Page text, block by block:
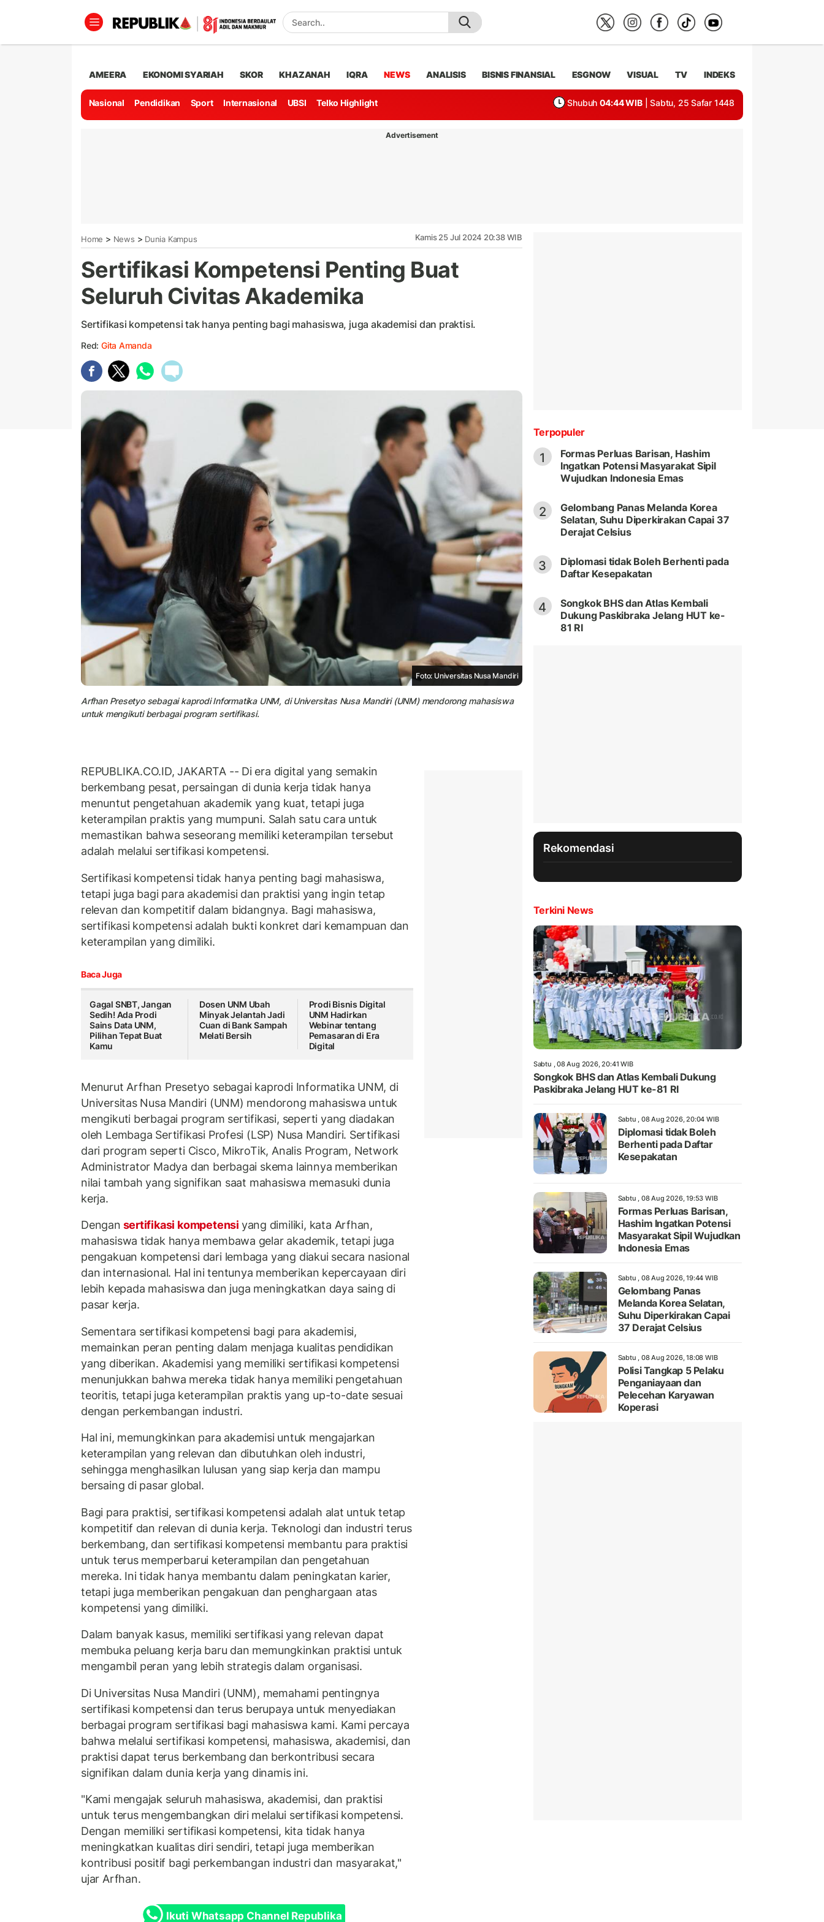
AMEERA EKONOMI SYARIAH SKOR KHAZANAH IQRA NEWS ANALISIS BISNIS FINANSIAL ESGNOW VISUAL TV INDEKS
Nasional Pendidikan Sport Internasional UBSI Telko Highlight Shubuh 04:44 WIB | Sabtu, 25 Safar 1448
Advertisement
Home > News > Dunia Kampus Kamis 25 Jul 2024 20:38 WIB
Sertifikasi Kompetensi Penting Buat
Seluruh Civitas Akademika
Sertifikasi kompetensi tak hanya penting bagi mahasiswa, juga akademisi dan praktisi.
Red: Gita Amanda
Foto: Universitas Nusa Mandiri
Arfhan Presetyo sebagai kaprodi Informatika UNM, di Universitas Nusa Mandiri (UNM) mendorong mahasiswa
untuk mengikuti berbagai program sertifikasi.
REPUBLIKA.CO.ID, JAKARTA -- Di era digital yang semakin
berkembang pesat, persaingan di dunia kerja tidak hanya
menuntut pengetahuan akademik yang kuat, tetapi juga
keterampilan praktis yang mumpuni. Salah satu cara untuk
memastikan bahwa seseorang memiliki keterampilan tersebut
adalah melalui sertifikasi kompetensi.
Sertifikasi kompetensi tidak hanya penting bagi mahasiswa,
tetapi juga bagi para akademisi dan praktisi yang ingin tetap
relevan dan kompetitif dalam bidangnya. Bagi mahasiswa,
sertifikasi kompetensi adalah bukti konkret dari kemampuan dan
keterampilan yang dimiliki.
Baca Juga
Gagal SNBT, Jangan
Sedih! Ada Prodi
Sains Data UNM,
Pilihan Tepat Buat
Kamu
Dosen UNM Ubah
Minyak Jelantah Jadi
Cuan di Bank Sampah
Melati Bersih
Prodi Bisnis Digital
UNM Hadirkan
Webinar tentang
Pemasaran di Era
Digital
Menurut Arfhan Presetyo sebagai kaprodi Informatika UNM, di
Universitas Nusa Mandiri (UNM) mendorong mahasiswa untuk
mengikuti berbagai program sertifikasi, seperti yang diadakan
oleh Lembaga Sertifikasi Profesi (LSP) Nusa Mandiri. Sertifikasi
dari program seperti Cisco, MikroTik, Analis Program, Network
Administrator Madya dan berbagai skema lainnya memberikan
nilai tambah yang signifikan saat mahasiswa memasuki dunia
kerja.
Dengan sertifikasi kompetensi yang dimiliki, kata Arfhan,
mahasiswa tidak hanya membawa gelar akademik, tetapi juga
pengakuan kompetensi dari lembaga yang diakui secara nasional
dan internasional. Hal ini tentunya memberikan kepercayaan diri
lebih kepada mahasiswa dan juga meningkatkan daya saing di
pasar kerja.
Sementara sertifikasi kompetensi bagi para akademisi,
memainkan peran penting dalam menjaga kualitas pendidikan
yang diberikan. Akademisi yang memiliki sertifikasi kompetensi
menunjukkan bahwa mereka tidak hanya memiliki pengetahuan
teoritis, tetapi juga keterampilan praktis yang up-to-date sesuai
dengan perkembangan industri.
Hal ini, memungkinkan para akademisi untuk mengajarkan
keterampilan yang relevan dan dibutuhkan oleh industri,
sehingga menghasilkan lulusan yang siap kerja dan mampu
bersaing di pasar global.
Bagi para praktisi, sertifikasi kompetensi adalah alat untuk tetap
kompetitif dan relevan di dunia kerja. Teknologi dan industri terus
berkembang, dan sertifikasi kompetensi membantu para praktisi
untuk terus memperbarui keterampilan dan pengetahuan
mereka. Ini tidak hanya membantu dalam peningkatan karier,
tetapi juga memberikan pengakuan dan penghargaan atas
kompetensi yang dimiliki.
Dalam banyak kasus, memiliki sertifikasi yang relevan dapat
membuka peluang kerja baru dan memungkinkan praktisi untuk
mengambil peran yang lebih strategis dalam organisasi.
Di Universitas Nusa Mandiri (UNM), memahami pentingnya
sertifikasi kompetensi dan terus berupaya untuk menyediakan
berbagai program sertifikasi bagi mahasiswa kami. Kami percaya
bahwa melalui sertifikasi kompetensi, mahasiswa, akademisi, dan
praktisi dapat terus berkembang dan berkontribusi secara
signifikan dalam dunia kerja yang dinamis ini.
"Kami mengajak seluruh mahasiswa, akademisi, dan praktisi
untuk terus mengembangkan diri melalui sertifikasi kompetensi.
Dengan memiliki sertifikasi kompetensi, kita tidak hanya
meningkatkan kualitas diri sendiri, tetapi juga memberikan
kontribusi positif bagi perkembangan industri dan masyarakat,"
ujar Arfhan.
Ikuti Whatsapp Channel Republika
Terpopuler
1
Formas Perluas Barisan, Hashim
Ingatkan Potensi Masyarakat Sipil
Wujudkan Indonesia Emas
2
Gelombang Panas Melanda Korea
Selatan, Suhu Diperkirakan Capai 37
Derajat Celsius
3
Diplomasi tidak Boleh Berhenti pada
Daftar Kesepakatan
4
Songkok BHS dan Atlas Kembali
Dukung Paskibraka Jelang HUT ke-
81 RI
Rekomendasi
Terkini News
Sabtu , 08 Aug 2026, 20:41 WIB
Songkok BHS dan Atlas Kembali Dukung
Paskibraka Jelang HUT ke-81 RI
Sabtu , 08 Aug 2026, 20:04 WIB
Diplomasi tidak Boleh
Berhenti pada Daftar
Kesepakatan
Sabtu , 08 Aug 2026, 19:53 WIB
Formas Perluas Barisan,
Hashim Ingatkan Potensi
Masyarakat Sipil Wujudkan
Indonesia Emas
Sabtu , 08 Aug 2026, 19:44 WIB
Gelombang Panas
Melanda Korea Selatan,
Suhu Diperkirakan Capai
37 Derajat Celsius
Sabtu , 08 Aug 2026, 18:08 WIB
Polisi Tangkap 5 Pelaku
Penganiayaan dan
Pelecehan Karyawan
Koperasi